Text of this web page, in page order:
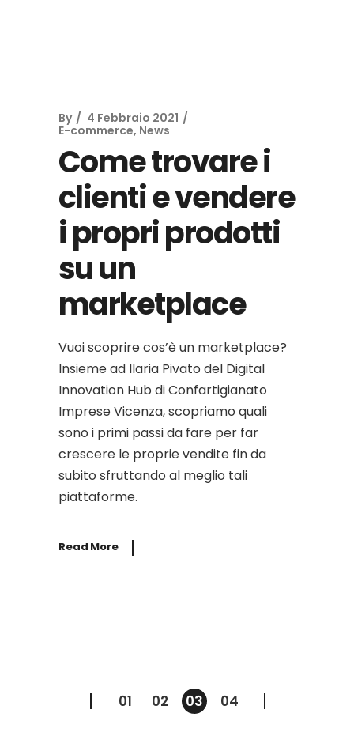
By
4 Febbraio 2021
E-commerce, News
Come trovare i
clienti e vendere
i propri prodotti
su un
marketplace
Vuoi scoprire cos’è un marketplace?
Insieme ad Ilaria Pivato del Digital
Innovation Hub di Confartigianato
Imprese Vicenza, scopriamo quali
sono i primi passi da fare per far
crescere le proprie vendite fin da
subito sfruttando al meglio tali
piattaforme.
Read More
Paginazione
01 02 03 04